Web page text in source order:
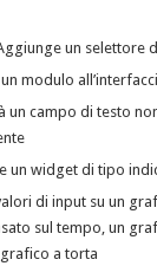
un selettore
modulo
un campo di testo
un widget di tipo
di input su un
sul tempo, un
a torta